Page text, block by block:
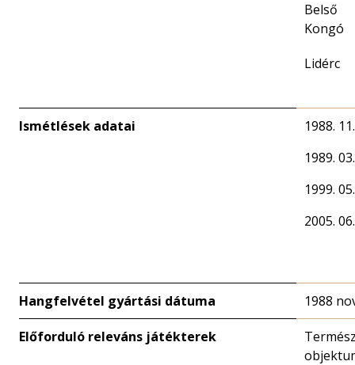
Belső
Kongó
Lidérc
Ismétlések adatai
1988.
1989.
1999.
2005.
Hangfelvétel gyártási dátuma 1988
Előforduló releváns játékterek